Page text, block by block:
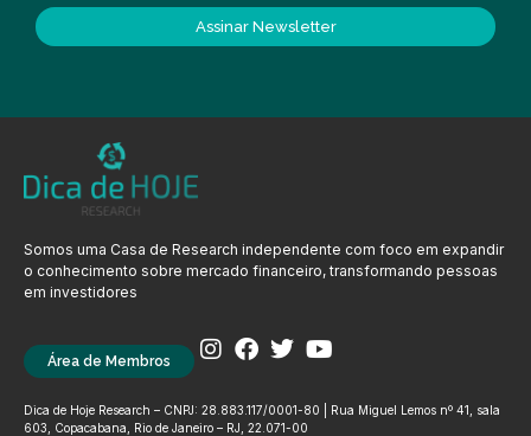
Assinar Newsletter
Somos uma Casa de Research independente com foco em expandir
o conhecimento sobre mercado financeiro, transformando pessoas
em investidores
Área de Membros
Dica de Hoje Research – CNPJ: 28.883.117/0001-80 | Rua Miguel Lemos nº 41, sala
603, Copacabana, Rio de Janeiro – RJ, 22.071-00